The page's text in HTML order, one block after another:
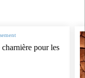
pour les